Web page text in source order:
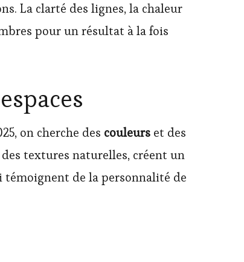
La clarté des lignes, la chaleur
pour un résultat à la fois
on cherche des couleurs et des
textures naturelles, créent un
témoignent de la personnalité de